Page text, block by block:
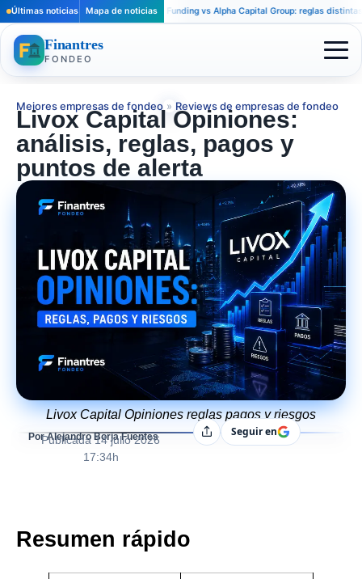
Últimas noticias Mapa de noticias
Apex Trader Funding vs Alpha Capital Group: reglas distintas para
Finantres
FONDEO
Mejores empresas de fondeo » Reviews de empresas de fondeo
Livox Capital Opiniones:
análisis, reglas, pagos y
puntos de alerta
Livox Capital Opiniones reglas pagos y riesgos
Por Alejandro Borja Fuentes
Publicada 14 julio 2026
17:34h
CompartirSeguir en
Resumen rápido